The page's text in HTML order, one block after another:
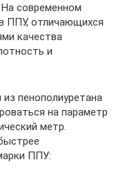
На современном
ППУ, отличающихся
качества
и
пенополиуретана
на параметр
метр.
ППУ: